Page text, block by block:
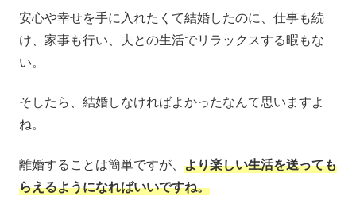
安心や幸せを手に入れたくて結婚したのに、仕事も続
け、家事も行い、夫との生活でリラックスする暇もな
い。
そしたら、結婚しなければよかったなんて思いますよ
ね。
離婚することは簡単ですが、 より楽しい生活を送っても
らえるようになればいいですね。